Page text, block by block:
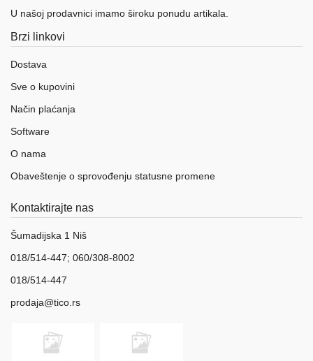
U našoj prodavnici imamo široku ponudu artikala.
Brzi linkovi
Dostava
Sve o kupovini
Način plaćanja
Software
O nama
Obaveštenje o sprovođenju statusne promene
Kontaktirajte nas
Šumadijska 1 Niš
018/514-447; 060/308-8002
018/514-447
prodaja@tico.rs